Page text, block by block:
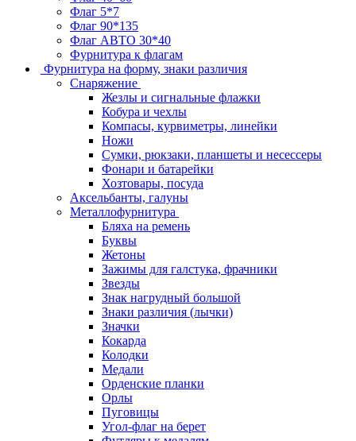
Флаг 5*7
Флаг 90*135
Флаг АВТО 30*40
Фурнитура к флагам
Фурнитура на форму, знаки различия
Снаряжение
Жезлы и сигнальные флажки
Кобура и чехлы
Компасы, курвиметры, линейки
Ножи
Сумки, рюкзаки, планшеты и несессеры
Фонари и батарейки
Хозтовары, посуда
Аксельбанты, галуны
Металлофурнитура
Бляха на ремень
Буквы
Жетоны
Зажимы для галстука, фрачники
Звезды
Знак нагрудный большой
Знаки различия (лычки)
Значки
Кокарда
Колодки
Медали
Орденские планки
Орлы
Пуговицы
Угол-флаг на берет